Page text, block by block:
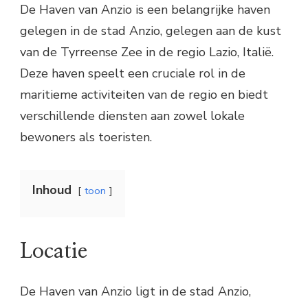
De Haven van Anzio is een belangrijke haven
gelegen in de stad Anzio, gelegen aan de kust
van de Tyrreense Zee in de regio Lazio, Italië.
Deze haven speelt een cruciale rol in de
maritieme activiteiten van de regio en biedt
verschillende diensten aan zowel lokale
bewoners als toeristen.
Inhoud toon
Locatie
De Haven van Anzio ligt in de stad Anzio,